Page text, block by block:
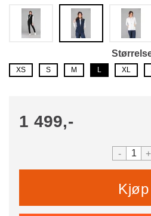
XS S M L XL
1 499,-
- +
Kjøp